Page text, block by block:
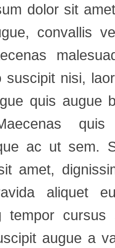
dolor sit
convallis
suscipit nisi,
quis augue
ac ut sem.
amet,
aliquet
tempor
augue a